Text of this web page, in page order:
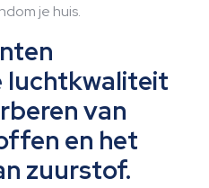
je huis.
luchtkwaliteit
van
en het
zuurstof.